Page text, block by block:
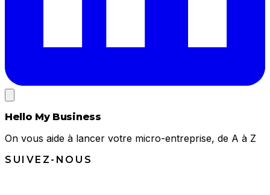
Hello My Business
On vous aide à lancer votre micro-entreprise, de A à Z
SUIVEZ-NOUS